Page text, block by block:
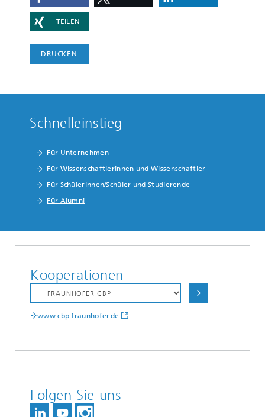
TEILEN
DRUCKEN
Schnelleinstieg
Für Unternehmen
Für Wissenschaftlerinnen und Wissenschaftler
Für Schülerinnen/Schüler und Studierende
Für Alumni
Kooperationen
www.cbp.fraunhofer.de
Folgen Sie uns